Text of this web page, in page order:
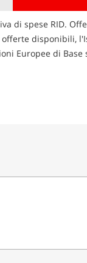
di spese RID.
disponibili,
Europee di